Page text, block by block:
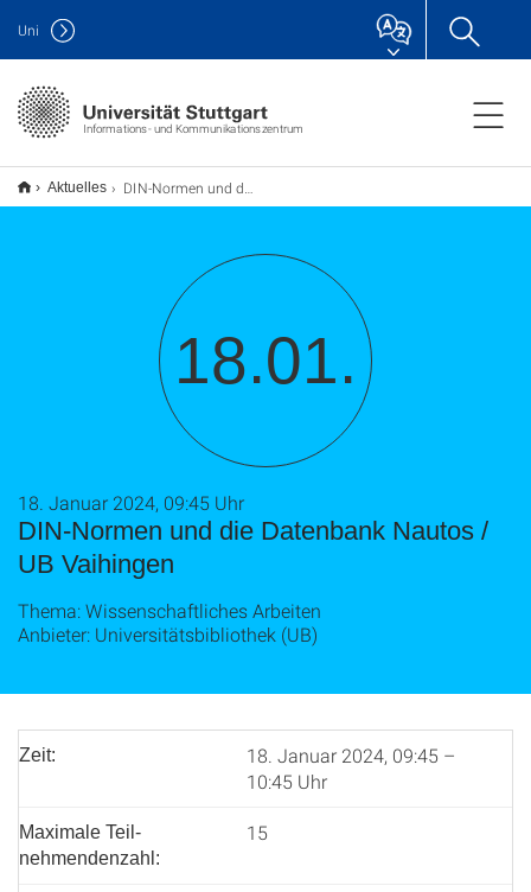
Informations- und Kommunikationszentrum
Uni
Aktuelles DIN-Normen und die Datenbank Nautos / UB Vaihingen
18.01.
DIN-Normen und die Datenbank Nautos /
UB Vaihingen
18. Januar 2024, 09:45 Uhr
Thema: Wissenschaftliches Arbeiten
Anbieter: Universitätsbibliothek (UB)
Zeit:
18. Januar 2024, 09:45 –
10:45 Uhr
Maximale Teil­
nehmenden­zahl:
15